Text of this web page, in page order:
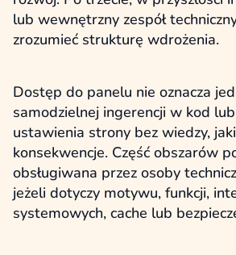
lub wewnętrzny zespół
zrozumieć strukturę wdrożenia.
Dostęp do panelu nie oznacza
samodzielnej ingerencji w kod
ustawienia strony bez wiedzy,
konsekwencje. Część obszarów
obsługiwana przez osoby
jeżeli dotyczy motywu, funkcji,
systemowych, cache lub